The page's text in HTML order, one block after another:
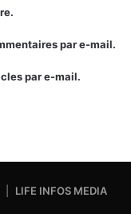
par e-mail.
par e-mail.
| LIFE INFOS MEDIA